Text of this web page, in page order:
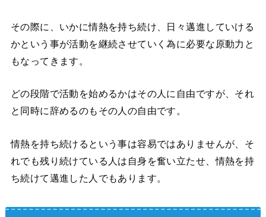
その際に、いかに情熱を持ち続け、日々邁進していける
かという事が活動を継続させていく為に必要な原動力と
もなってきます。
どの段階で活動を始めるかはその人に自由ですが、それ
と同時に辞めるのもその人の自由です。
情熱を持ち続けるという事は容易ではありませんが、そ
れでも残り続けている人は自身を奮い立たせ、情熱を持
ち続けて邁進した人でもあります。